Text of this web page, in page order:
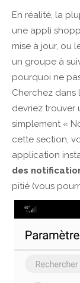
En réalité, la
une appli
mise à jour, ou
un groupe à
pourquoi ne
Cherchez dans
devriez trouver
simplement «
cette section,
application
des
pitié (vous